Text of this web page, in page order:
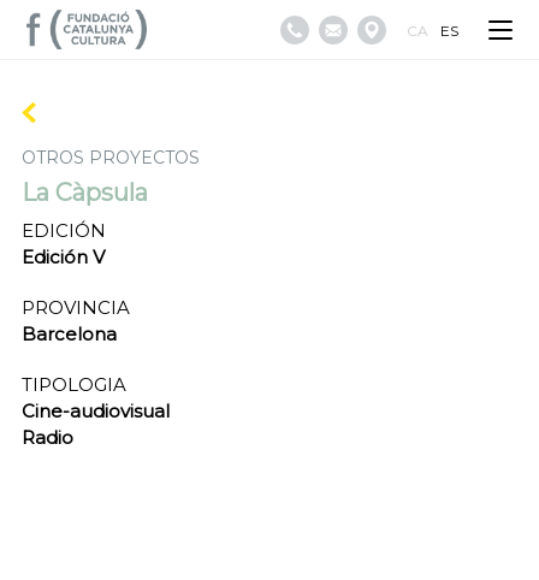
CA ES
OTROS PROYECTOS
La Càpsula
EDICIÓN
Edición V
PROVINCIA
Barcelona
TIPOLOGIA
Cine-audiovisual
Radio